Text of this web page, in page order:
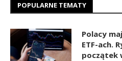
POPULARNE TEMATY
Polacy
ETF-ach.
początek